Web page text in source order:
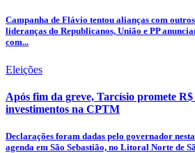
Campanha de Flávio tentou alianças com
lideranças do Republicanos, União e PP
com...
Eleições
Após fim da greve, Tarcísio promete R$
investimentos na CPTM
Declarações foram dadas pelo governador
agenda em São Sebastião, no Litoral Norte de